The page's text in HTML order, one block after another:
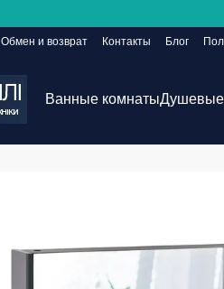
Обмен и возврат Контакты Блог
Ванные комнатыДушевые